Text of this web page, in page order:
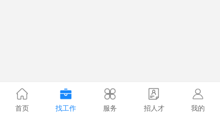
首页 找工作 服务 招人才 我的